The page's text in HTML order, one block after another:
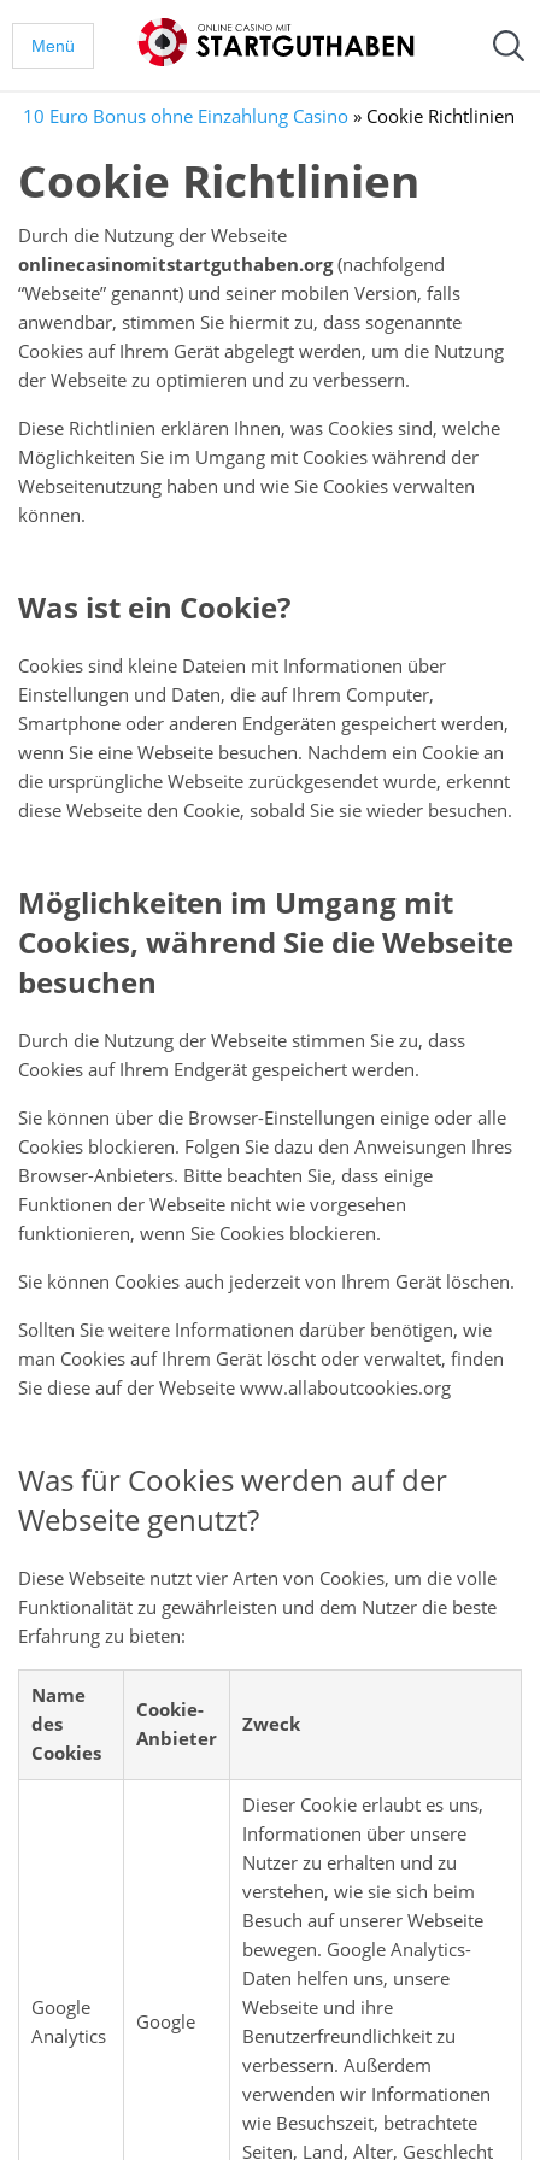
Menü
10 Euro Bonus ohne Einzahlung Casino » Cookie Richtlinien
Cookie Richtlinien
Durch die Nutzung der Webseite
onlinecasinomitstartguthaben.org(nachfolgend
“Webseite” genannt) und seiner mobilen Version, falls
anwendbar, stimmen Sie hiermit zu, dass sogenannte
Cookies auf Ihrem Gerät abgelegt werden, um die Nutzung
der Webseite zu optimieren und zu verbessern.
Diese Richtlinien erklären Ihnen, was Cookies sind, welche
Möglichkeiten Sie im Umgang mit Cookies während der
Webseitenutzung haben und wie Sie Cookies verwalten
können.
Was ist ein Cookie?
Cookies sind kleine Dateien mit Informationen über
Einstellungen und Daten, die auf Ihrem Computer,
Smartphone oder anderen Endgeräten gespeichert werden,
wenn Sie eine Webseite besuchen. Nachdem ein Cookie an
die ursprüngliche Webseite zurückgesendet wurde, erkennt
diese Webseite den Cookie, sobald Sie sie wieder besuchen.
Möglichkeiten im Umgang mit
Cookies, während Sie die Webseite
besuchen
Durch die Nutzung der Webseite stimmen Sie zu, dass
Cookies auf Ihrem Endgerät gespeichert werden.
Sie können über die Browser-Einstellungen einige oder alle
Cookies blockieren. Folgen Sie dazu den Anweisungen Ihres
Browser-Anbieters. Bitte beachten Sie, dass einige
Funktionen der Webseite nicht wie vorgesehen
funktionieren, wenn Sie Cookies blockieren.
Sie können Cookies auch jederzeit von Ihrem Gerät löschen.
Sollten Sie weitere Informationen darüber benötigen, wie
man Cookies auf Ihrem Gerät löscht oder verwaltet, finden
Sie diese auf der Webseite www.allaboutcookies.org
Was für Cookies werden auf der
Webseite genutzt?
Diese Webseite nutzt vier Arten von Cookies, um die volle
Funktionalität zu gewährleisten und dem Nutzer die beste
Erfahrung zu bieten:
Name
des
Cookies
Cookie-
Anbieter
Zweck
Google
Analytics
Google
Dieser Cookie erlaubt es uns,
Informationen über unsere
Nutzer zu erhalten und zu
verstehen, wie sie sich beim
Besuch auf unserer Webseite
bewegen. Google Analytics-
Daten helfen uns, unsere
Webseite und ihre
Benutzerfreundlichkeit zu
verbessern. Außerdem
verwenden wir Informationen
wie Besuchszeit, betrachtete
Seiten, Land, Alter, Geschlecht